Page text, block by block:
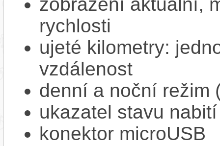
rychlosti
ujeté kilometry:
vzdálenost
denní a noční režim
ukazatel stavu
konektor microUSB